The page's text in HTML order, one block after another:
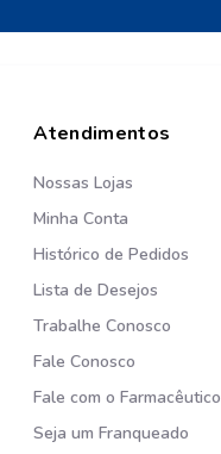
Atendimentos
Nossas Lojas
Minha Conta
Histórico de Pedidos
Lista de Desejos
Trabalhe Conosco
Fale Conosco
Fale com o Farmacêutico
Seja um Franqueado